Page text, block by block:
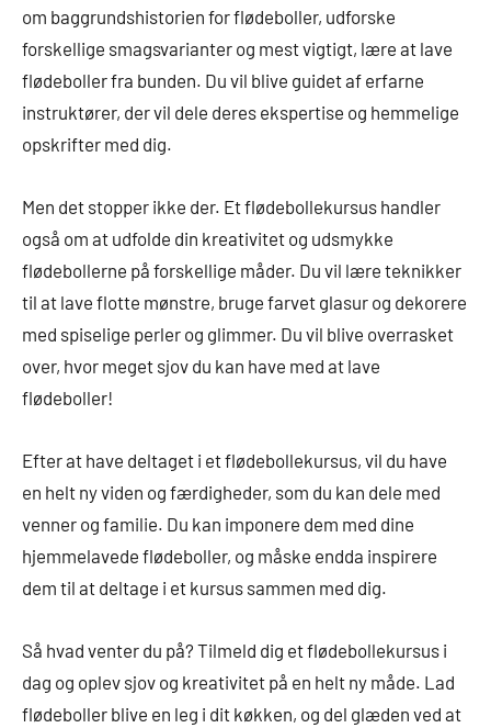
om baggrundshistorien for flødeboller, udforske
forskellige smagsvarianter og mest vigtigt, lære at lave
flødeboller fra bunden. Du vil blive guidet af erfarne
instruktører, der vil dele deres ekspertise og hemmelige
opskrifter med dig.
Men det stopper ikke der. Et flødebollekursus handler
også om at udfolde din kreativitet og udsmykke
flødebollerne på forskellige måder. Du vil lære teknikker
til at lave flotte mønstre, bruge farvet glasur og dekorere
med spiselige perler og glimmer. Du vil blive overrasket
over, hvor meget sjov du kan have med at lave
flødeboller!
Efter at have deltaget i et flødebollekursus, vil du have
en helt ny viden og færdigheder, som du kan dele med
venner og familie. Du kan imponere dem med dine
hjemmelavede flødeboller, og måske endda inspirere
dem til at deltage i et kursus sammen med dig.
Så hvad venter du på? Tilmeld dig et flødebollekursus i
dag og oplev sjov og kreativitet på en helt ny måde. Lad
flødeboller blive en leg i dit køkken, og del glæden ved at